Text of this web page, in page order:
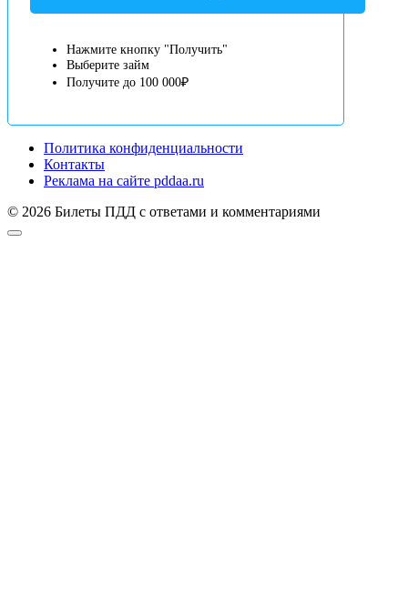
Нажмите кнопку "Получить"
Выберите займ
Получите до 100 000₽
Политика конфиденциальности
Контакты
Реклама на сайте pddaa.ru
© 2026 Билеты ПДД с ответами и комментариями